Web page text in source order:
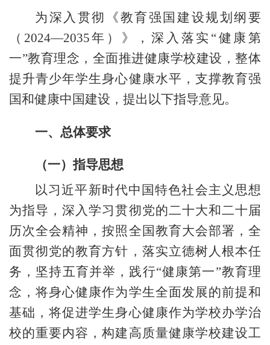
为深入贯彻《教育强国建设规划纲要
（ 2024—2035年）》，深入落实“健康第
一”教育理念，全面推进健康学校建设，整体
提升青少年学生身心健康水平，支撑教育强
国和健康中国建设，提出以下指导意见。
一、总体要求
（一）指导思想
以习近平新时代中国特色社会主义思想
为指导，深入学习贯彻党的二十大和二十届
历次全会精神，按照全国教育大会部署，全
面贯彻党的教育方针，落实立德树人根本任
务，坚持五育并举，践行“健康第一”教育理
念，将身心健康作为学生全面发展的前提和
基础，将促进学生身心健康作为学校办学治
校的重要内容，构建高质量健康学校建设工